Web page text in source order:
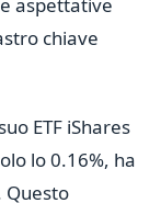
chiave
ETF iShares
lo 0.16%, ha
Questo